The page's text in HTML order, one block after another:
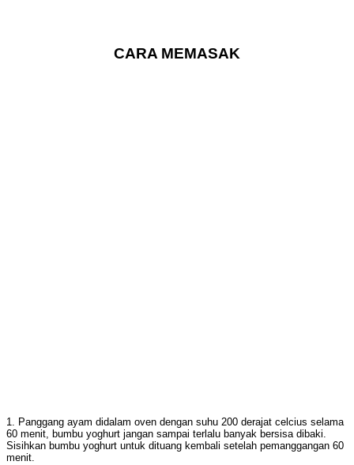
CARA MEMASAK
1. Panggang ayam didalam oven dengan suhu 200 derajat celcius selama
60 menit, bumbu yoghurt jangan sampai terlalu banyak bersisa dibaki.
Sisihkan bumbu yoghurt untuk dituang kembali setelah pemanggangan 60
menit.